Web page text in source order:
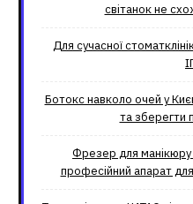
світанок не
Для сучасної
Ботокс навколо очей у
та зберегти
Фрезер для
професійний апарат